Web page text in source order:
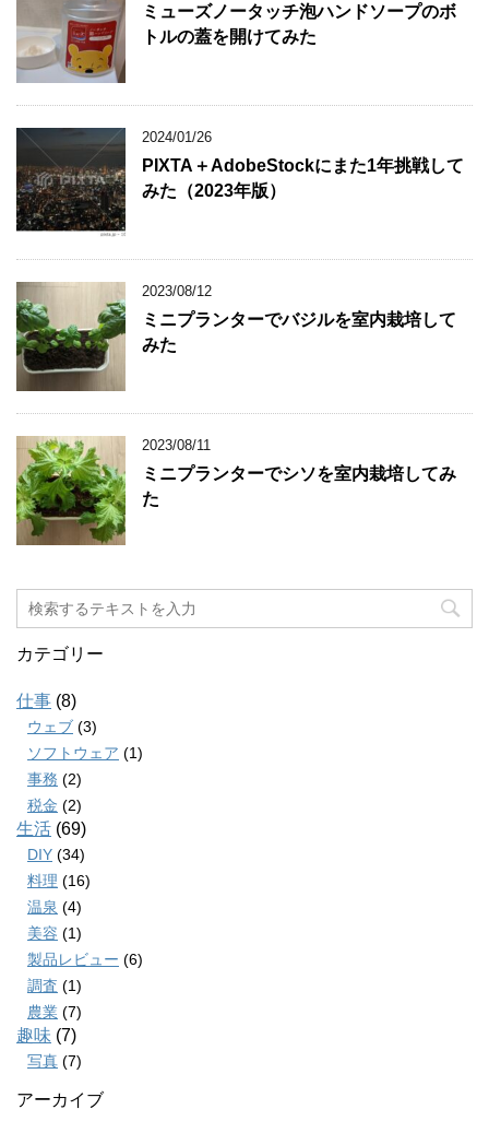
ミューズノータッチ泡ハンドソープのボ
トルの蓋を開けてみた
2024/01/26
PIXTA＋AdobeStockにまた1年挑戦して
みた（2023年版）
2023/08/12
ミニプランターでバジルを室内栽培して
みた
2023/08/11
ミニプランターでシソを室内栽培してみ
た
カテゴリー
仕事 (8)
ウェブ (3)
ソフトウェア (1)
事務 (2)
税金 (2)
生活 (69)
DIY (34)
料理 (16)
温泉 (4)
美容 (1)
製品レビュー (6)
調査 (1)
農業 (7)
趣味 (7)
写真 (7)
アーカイブ